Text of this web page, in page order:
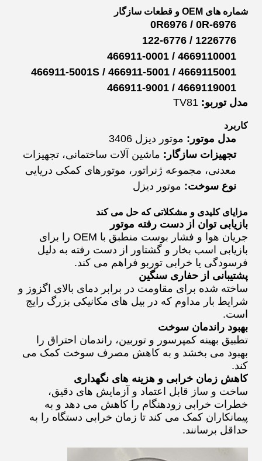
شماره های OEM و قطعات سازگار
0R6976 / 0R-6976
1226776 / 122-6776
4669110001 / 466911-0001
4669115001 / 466911-5001 / 466911-5001S
4669119001 / 466911-9001
مدل توربو:
کاربرد
مدل موتور: موتور دیزل 3406
تجهیزات سازگار: ماشین آلات ساختمانی، تجهیزات
معدنی، مجموعه ژنراتور، موتورهای کمکی دریایی
نوع سوخت: موتور دیزل
مزایای کلیدی و مشکلاتی که حل می کند
بازیابی توان از دست رفته موتور
جریان هوا و فشار بوست منطبق با OEM را برای
بازیابی اسب بخار و گشتاور از دست رفته به دلیل
فرسودگی یا خرابی توربو فراهم می کند.
پشتیبانی از حفاری سنگین
ساخته شده برای مقاومت در برابر دمای بالای اگزوز و
شرایط بار مداوم که در بیل های مکانیکی بزرگ رایج
است.
بهبود راندمان سوخت
تطبیق بهینه کمپرسور و توربین، راندمان احتراق را
بهبود می بخشد و به کاهش مصرف سوخت کمک می
کند.
کاهش زمان خرابی و هزینه های نگهداری
ساخت و ساز قابل اعتماد و آزمایش های دقیق،
خطرات خرابی زودهنگام را کاهش می دهد و به
پیمانکاران کمک می کند تا زمان خرابی دستگاه را به
حداقل برسانند.